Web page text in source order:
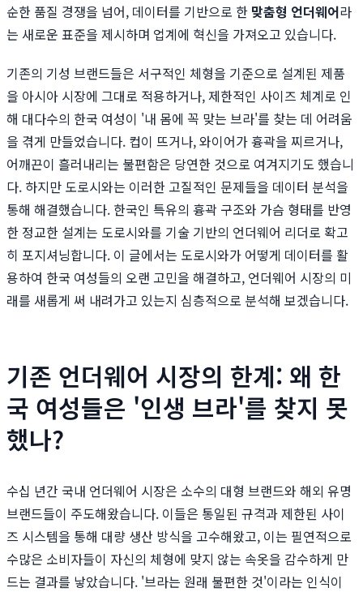
순한 품질 경쟁을 넘어, 데이터를 기반으로 한 맞춤형 언더웨어라
는 새로운 표준을 제시하며 업계에 혁신을 가져오고 있습니다.
기존의 기성 브랜드들은 서구적인 체형을 기준으로 설계된 제품
을 아시아 시장에 그대로 적용하거나, 제한적인 사이즈 체계로 인
해 대다수의 한국 여성이 '내 몸에 꼭 맞는 브라'를 찾는 데 어려움
을 겪게 만들었습니다. 컵이 뜨거나, 와이어가 흉곽을 찌르거나,
어깨끈이 흘러내리는 불편함은 당연한 것으로 여겨지기도 했습니
다. 하지만 도로시와는 이러한 고질적인 문제들을 데이터 분석을
통해 해결했습니다. 한국인 특유의 흉곽 구조와 가슴 형태를 반영
한 정교한 설계는 도로시와를 기술 기반의 언더웨어 리더로 확고
히 포지셔닝합니다. 이 글에서는 도로시와가 어떻게 데이터를 활
용하여 한국 여성들의 오랜 고민을 해결하고, 언더웨어 시장의 미
래를 새롭게 써 내려가고 있는지 심층적으로 분석해 보겠습니다.
기존 언더웨어 시장의 한계: 왜 한
국 여성들은 '인생 브라'를 찾지 못
했나?
수십 년간 국내 언더웨어 시장은 소수의 대형 브랜드와 해외 유명
브랜드들이 주도해왔습니다. 이들은 통일된 규격과 제한된 사이
즈 시스템을 통해 대량 생산 방식을 고수해왔고, 이는 필연적으로
수많은 소비자들이 자신의 체형에 맞지 않는 속옷을 감수하게 만
드는 결과를 낳았습니다. '브라는 원래 불편한 것'이라는 인식이